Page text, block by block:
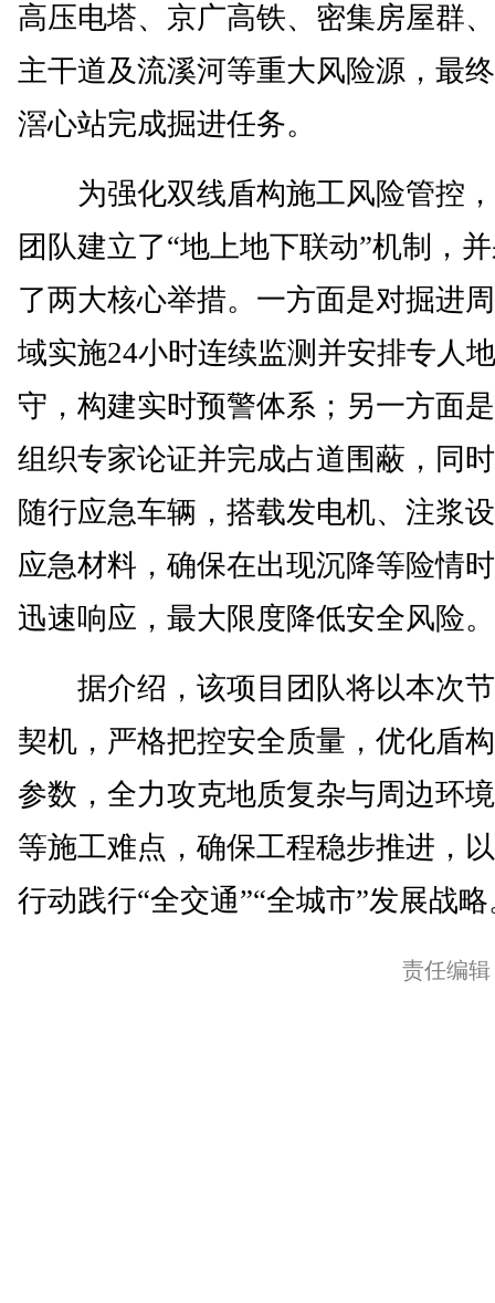
高压电塔、京广高铁、密集房屋群
主干道及流溪河等重大风险源，最
滘心站完成掘进任务。
为强化双线盾构施工风险管控
团队建立了“地上地下联动”机制，
了两大核心举措。一方面是对掘进
域实施24小时连续监测并安排专人
守，构建实时预警体系；另一方面
组织专家论证并完成占道围蔽，同
随行应急车辆，搭载发电机、注浆
应急材料，确保在出现沉降等险情
迅速响应，最大限度降低安全风险。
据介绍，该项目团队将以本次
契机，严格把控安全质量，优化盾
参数，全力攻克地质复杂与周边环
等施工难点，确保工程稳步推进，
行动践行“全交通”“全城市”发展战
责任编